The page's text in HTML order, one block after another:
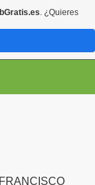
. ¿Quieres